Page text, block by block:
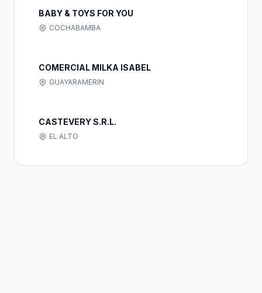
BABY & TOYS FOR YOU
COCHABAMBA
COMERCIAL MILKA ISABEL
GUAYARAMERIN
CASTEVERY S.R.L.
EL ALTO